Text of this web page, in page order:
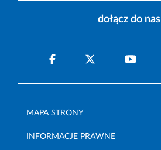
dołącz do nas
MAPA STRONY
INFORMACJE PRAWNE